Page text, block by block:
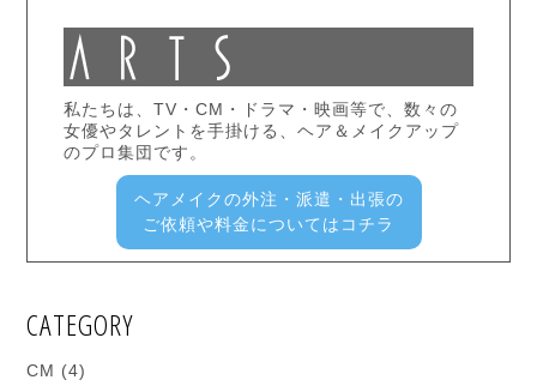
私たちは、TV・CM・ドラマ・映画等で、数々の
女優やタレントを手掛ける、ヘア＆メイクアップ
のプロ集団です。
ヘアメイクの外注・派遣・出張の
ご依頼や料金についてはコチラ
CATEGORY
CM (4)